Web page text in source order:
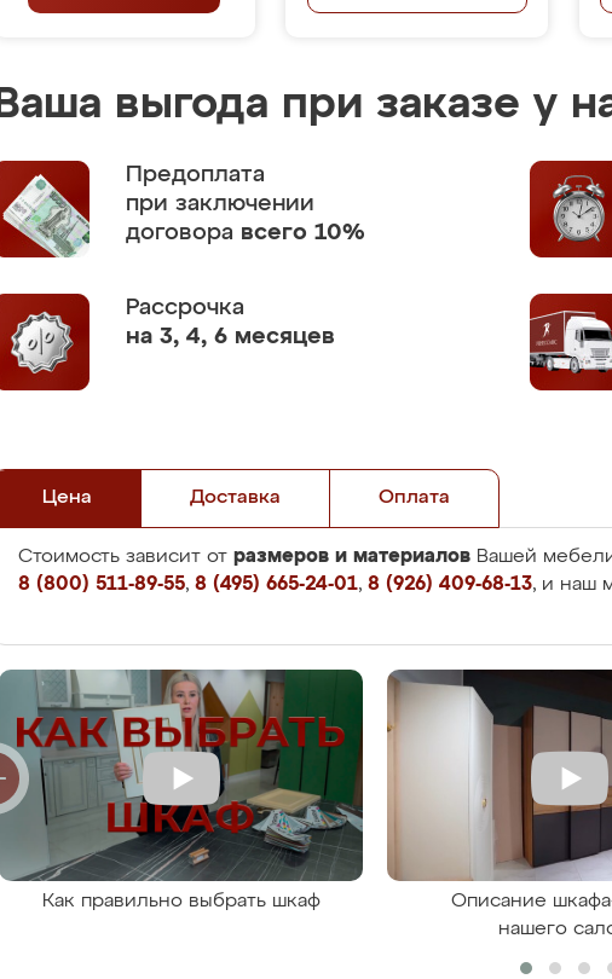
Ваша выгода при заказе у
Предоплата
при заключении
договора всего 10%
Рассрочка
на 3, 4, 6 месяцев
Цена Доставка Оплата
Стоимость зависит от размеров и материалов Вашей
8 (800) 511-89-55, 8 (495) 665-24-01, 8 (926) 409-68-13, и наш
Как правильно выбрать шкаф
Описание
нашего